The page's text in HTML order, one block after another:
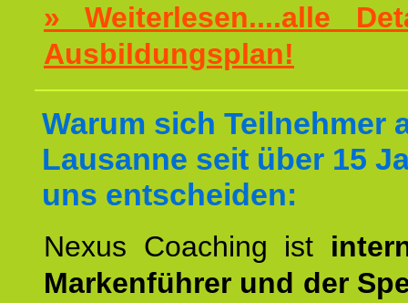
» Weiterlesen....alle
Ausbildungsplan!
Warum sich Teilnehmer
Lausanne seit über 15
uns entscheiden:
Nexus Coaching ist
Markenführer und der